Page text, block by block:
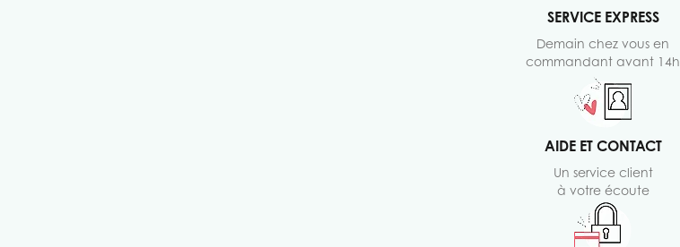
SERVICE EXPRESS
Demain chez vous en
commandant avant 14h
AIDE ET CONTACT
Un service client
à votre écoute